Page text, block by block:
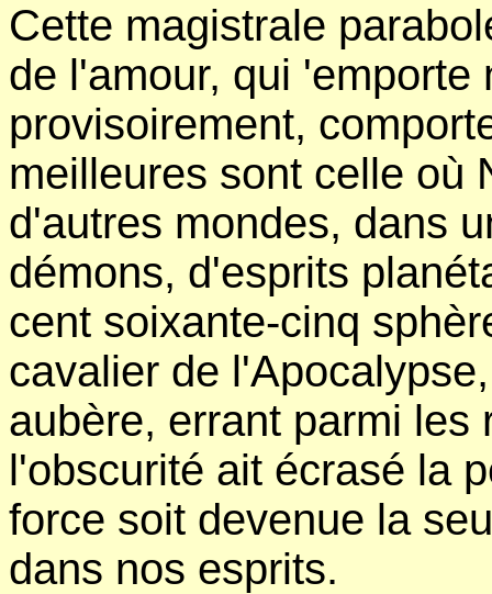
Cette magistrale
de l'amour, qui 'emporte
provisoirement,
meilleures sont celle où
d'autres mondes, dans
démons, d'esprits
cent soixante-cinq
cavalier de
aubère, errant parmi les
l'obscurité ait écrasé la
force soit devenue la
dans nos esprits.